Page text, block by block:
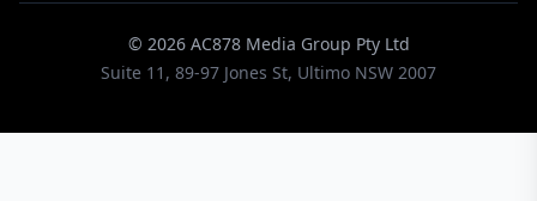
© 2026 AC878 Media Group Pty Ltd
Suite 11, 89-97 Jones St, Ultimo NSW 2007